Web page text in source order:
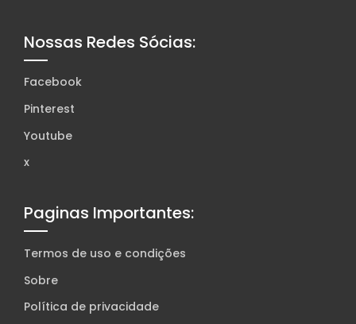
Nossas Redes Sócias:
Facebook
Pinterest
Youtube
x
Paginas Importantes:
Termos de uso e condições
Sobre
Política de privacidade